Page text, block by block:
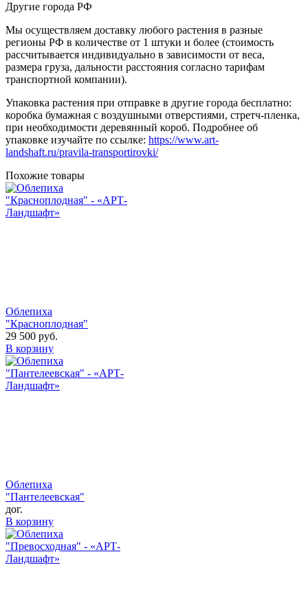
Другие города РФ
Мы осуществляем доставку любого растения в разные
регионы РФ в количестве от 1 штуки и более (стоимость
рассчитывается индивидуально в зависимости от веса,
размера груза, дальности расстояния согласно тарифам
транспортной компании).
Упаковка растения при отправке в другие города бесплатно:
коробка бумажная с воздушными отверстиями, стретч-пленка,
при необходимости деревянный короб. Подробнее об
упаковке изучайте по ссылке: https://www.art-
landshaft.ru/pravila-transportirovki/
Похожие товары
Облепиха
"Красноплодная"
29 500 руб.
В корзину
Облепиха
"Пантелеевская"
дог.
В корзину